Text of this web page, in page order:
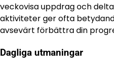
veckovisa uppdrag och
aktiviteter ger ofta
avsevärt förbättra din
Dagliga utmaningar